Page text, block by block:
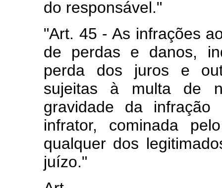
do responsável."
"Art. 45 - As infrações
de perdas e danos,
perda dos juros e
sujeitas à multa de
gravidade da
infrator, cominada
qualquer dos
juízo."